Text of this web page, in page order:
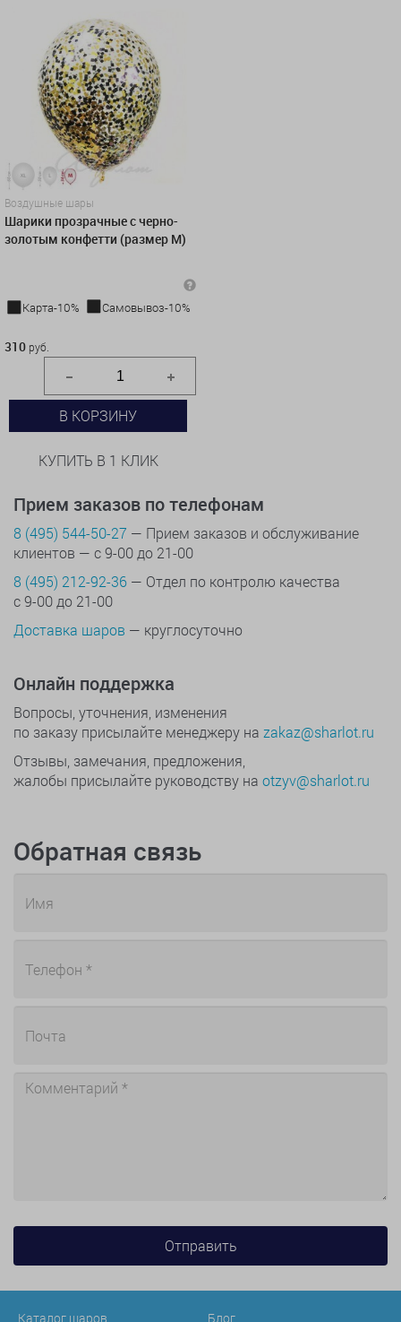
Воздушные шары
Шарики прозрачные с черно-
золотым конфетти (размер М)
Карта-10%
Самовывоз-10%
310 руб.
В КОРЗИНУ
КУПИТЬ В 1 КЛИК
Прием заказов по телефонам
8 (495) 544-50-27 — Прием заказов и обслуживание
клиентов — с 9-00 до 21-00
8 (495) 212-92-36 — Отдел по контролю качества
с 9-00 до 21-00
Доставка шаров — круглосуточно
Онлайн поддержка
Вопросы, уточнения, изменения
по заказу присылайте менеджеру на zakaz@sharlot.ru
Отзывы, замечания, предложения,
жалобы присылайте руководству на otzyv@sharlot.ru
Обратная связь
Каталог шаров Блог